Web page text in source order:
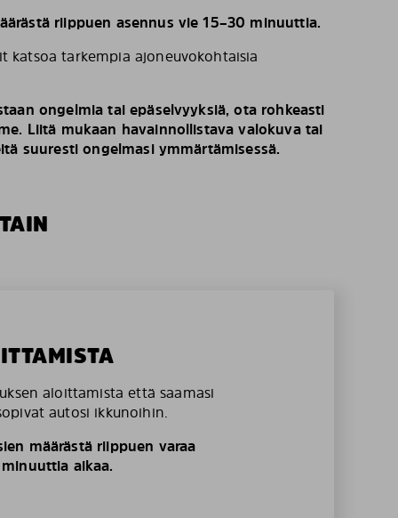
riippuen asennus vie 15–30 minuuttia.
katsoa tarkempia ajoneuvokohtaisia
ongelmia tai epäselvyyksiä, ota rohkeasti
Liitä mukaan havainnollistava valokuva tai
suuresti ongelmasi ymmärtämisessä.
aloittamista että saamasi
autosi ikkunoihin.
määrästä riippuen varaa
aikaa.